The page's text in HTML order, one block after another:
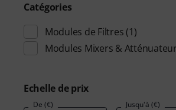
Catégories
Modules de Filtres (1)
Modules Mixers &
Echelle de prix
De (€) Jusqu'à (€)